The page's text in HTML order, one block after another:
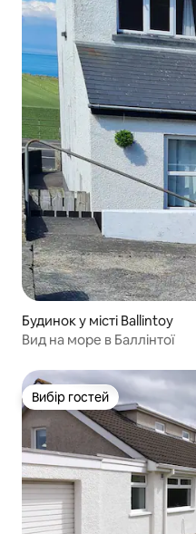
Будинок у місті Ballintoy
Вид на море в Баллінтої
Вибір гостей
Вибір гостей